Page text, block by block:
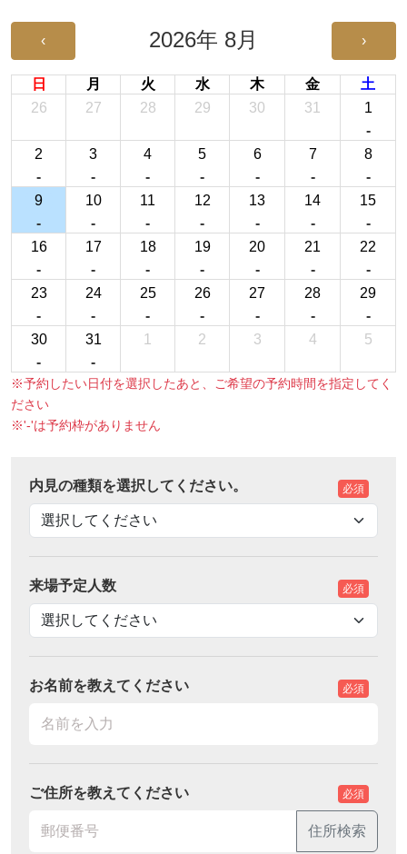
2026年 8月
‹ ›
日 月 火 水 木 金
土
26
27 28 29 30 31
1
-
2
-
3
-
4
-
5
-
6
-
7
-
8
-
9
-
10
-
11
-
12
-
13
-
14
-
15
-
16
-
17
-
18
-
19
-
20
-
21
-
22
-
23
-
24
-
25
-
26
-
27
-
28
-
29
-
30
-
31
-
1 2 3 4 5
※予約したい日付を選択したあと、ご希望の予約時間を指定してく
ださい
※'-'は予約枠がありません
必須
内見の種類を選択してください。
必須
来場予定人数
必須
お名前を教えてください
ご住所を教えてください 必須
住所検索